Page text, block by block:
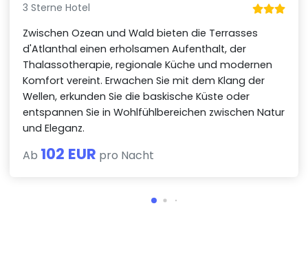
3 Sterne Hotel
Zwischen Ozean und Wald bieten die Terrasses
d'Atlanthal einen erholsamen Aufenthalt, der
Thalassotherapie, regionale Küche und modernen
Komfort vereint. Erwachen Sie mit dem Klang der
Wellen, erkunden Sie die baskische Küste oder
entspannen Sie in Wohlfühlbereichen zwischen Natur
und Eleganz.
Ab 102 EUR pro Nacht